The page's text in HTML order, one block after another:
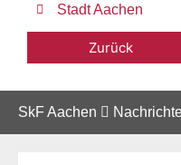
Stadt Aachen
Zurück
SkF Aachen